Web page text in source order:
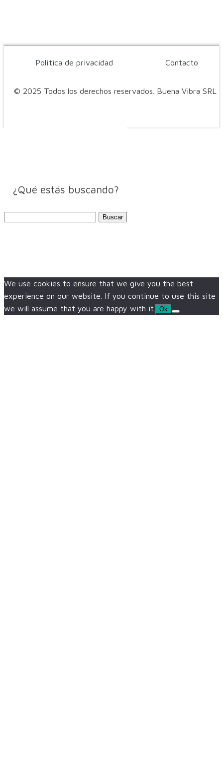
© 2025 Todos los derechos reservados. Buena Vibra SRL
Política de privacidad Contacto
¿Qué estás buscando?
We use cookies to ensure that we give you the best
experience on our website. If you continue to use this site
we will assume that you are happy with it.
Ok